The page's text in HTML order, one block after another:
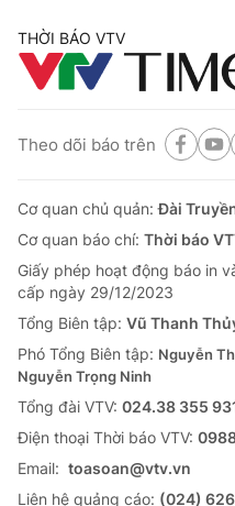
THỜI BÁO VTV
Theo dõi báo trên
Cơ quan chủ quản:Đài
Cơ quan báo chí: Thời báo
Giấy phép hoạt động báo in
cấp ngày 29/12/2023
Tổng Biên tập: Vũ Thanh
Phó Tổng Biên tập: Nguyễn
Nguyễn Trọng Ninh
Tổng đài VTV: 024.38 355
Ðiện thoại Thời báo VTV:
Email: toasoan@vtv.vn
Liên hệ quảng cáo: (024)